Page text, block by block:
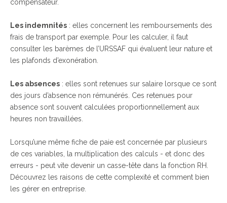
compensateur.
Les indemnités : elles concernent les remboursements des
frais de transport par exemple. Pour les calculer, il faut
consulter les barèmes de l’URSSAF qui évaluent leur nature et
les plafonds d’exonération.
Les absences : elles sont retenues sur salaire lorsque ce sont
des jours d’absence non rémunérés. Ces retenues pour
absence sont souvent calculées proportionnellement aux
heures non travaillées.
Lorsqu’une même fiche de paie est concernée par plusieurs
de ces variables, la multiplication des calculs - et donc des
erreurs - peut vite devenir un casse-tête dans la fonction RH.
Découvrez les raisons de cette complexité et comment bien
les gérer en entreprise.